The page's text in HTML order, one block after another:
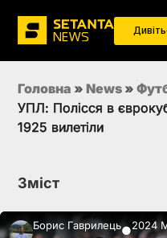
Головна » News »
УПЛ: Полісся в
1925 вилетіли
Зміст
Борис Гаврилець●2024